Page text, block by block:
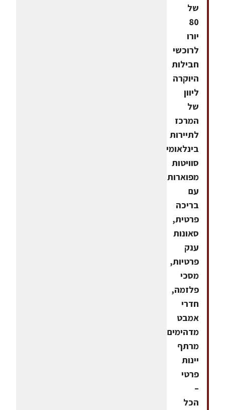
של
80
יורו
לרוכשי
חבילות
היוקרה
ליוון
של
המרכז
לתיירות
בינלאומית.
סוויטות
מפוארות
עם
בריכה
פרטית,
סאונות
ענק
פרטיות,
מסכי
פלזמה,
חדרי
אמבט
מדהימים,
מרתף
יינות
פרטי
–
הכל